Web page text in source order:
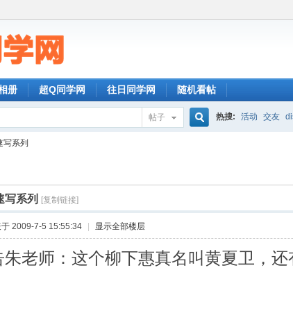
册 超Q同学网 往日同学网 随机看帖
帖子 热搜: 活动 交友
写系列
写系列 [复制链接]
于 2009-7-5 15:55:34 显示全部楼层
朱老师：这个柳下惠真名叫黄夏卫，